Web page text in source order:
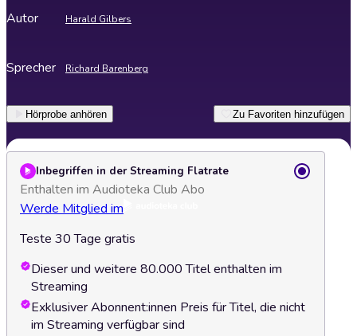
Autor Harald Gilbers
Sprecher Richard Barenberg
Hörprobe anhören Zu Favoriten hinzufügen
Inbegriffen in der Streaming Flatrate
Enthalten im Audioteka Club Abo
Werde Mitglied im
Teste 30 Tage gratis
Dieser und weitere 80.000 Titel enthalten im
Streaming
Exklusiver Abonnent:innen Preis für Titel, die nicht
im Streaming verfügbar sind